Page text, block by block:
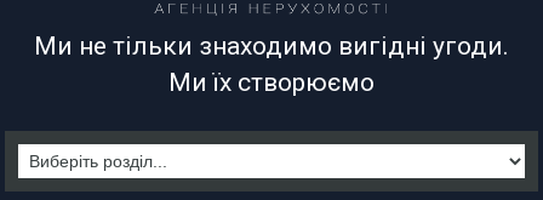
Ми не тільки знаходимо вигідні угоди.
Ми їх створюємо